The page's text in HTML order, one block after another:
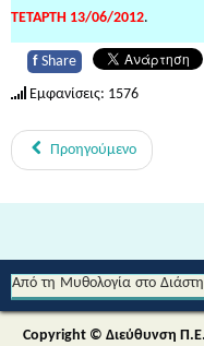
ΤΕΤΑΡΤΗ 13/06/2012.
f Share
Εμφανίσεις: 1576
Προηγούμενο
Από τη Μυθολογία στο
για την Αειφορία
Copyright © Διεύθυνση